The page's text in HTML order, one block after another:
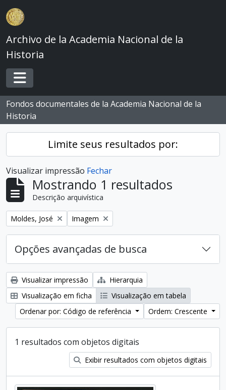
Skip to main content
Archivo de la Academia Nacional de la
Historia
Toggle navigation
Fondos documentales de la Academia Nacional de la
Historia
Limite seus resultados por:
Visualizar impressão Fechar
Mostrando 1 resultados
Descrição arquivística
Remover filtro:
Moldes, José Remover filtro:
Imagem
Opções avançadas de busca
Visualizar impressão
Hierarquia
Visualização em ficha
Visualização em tabela
Ordenar por: Código de referência
Ordem: Crescente
1 resultados com objetos digitais
Exibir resultados com objetos digitais